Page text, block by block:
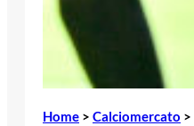
Home > Calciomercato >